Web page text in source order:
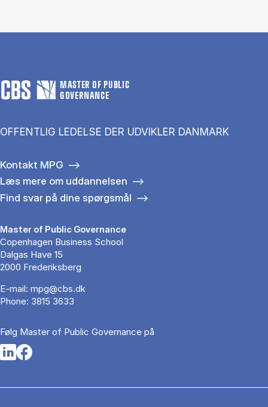
MASTER OF PUBLIC
GOVERNANCE
OFFENTLIG LEDELSE DER UDVIKLER DANMARK
Kontakt MPG
Læs mere om uddannelsen
Find svar på dine spørgsmål
Master of Public Governance
Copenhagen Business School
Dalgas Have 15
2000 Frederiksberg
E-mail: mpg@cbs.dk
Phone: 3815 3633
Følg Master of Public Governance på
Opens in a new tab
Opens in a new tab